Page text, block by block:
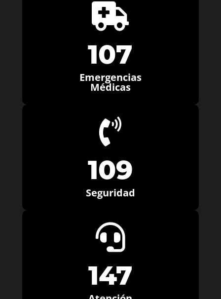

107
Emergencias
Médicas

109
Seguridad

147